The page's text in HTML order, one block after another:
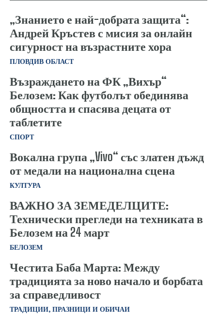
„Знанието е най-добрата защита“:
Андрей Кръстев с мисия за онлайн
сигурност на възрастните хора
ПЛОВДИВ ОБЛАСТ
Възраждането на ФК „Вихър“
Белозем: Как футболът обединява
общността и спасява децата от
таблетите
СПОРТ
Вокална група „Vivo“ със златен дъжд
от медали на национална сцена
КУЛТУРА
ВАЖНО ЗА ЗЕМЕДЕЛЦИТЕ:
Технически прегледи на техниката в
Белозем на 24 март
БЕЛОЗЕМ
Честита Баба Марта: Между
традицията за ново начало и борбата
за справедливост
ТРАДИЦИИ, ПРАЗНИЦИ И ОБИЧАИ